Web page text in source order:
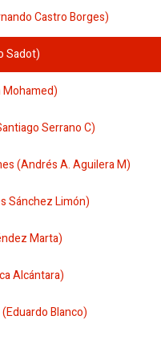
Castro Borges)
Sadot)
Serrano C)
(Andrés A. Aguilera M)
Sánchez Limón)
Marta)
Alcántara)
Blanco)